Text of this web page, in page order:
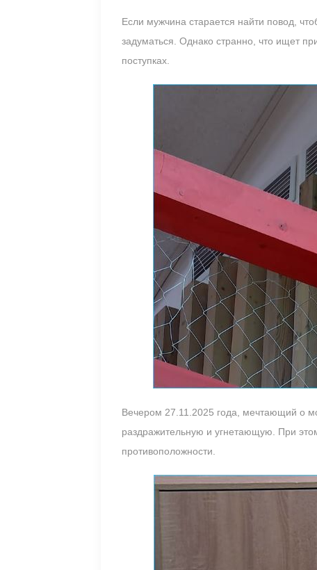
Если мужчина старается найти повод,
задуматься. Однако странно, что ищет
поступках.
Вечером 27.11.2025 года, мечтающий о
раздражительную и угнетающую. При
противоположности.